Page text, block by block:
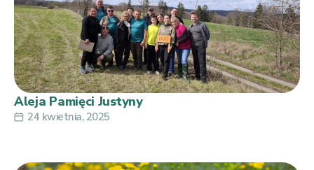
Aleja Pamięci Justyny
24 kwietnia, 2025